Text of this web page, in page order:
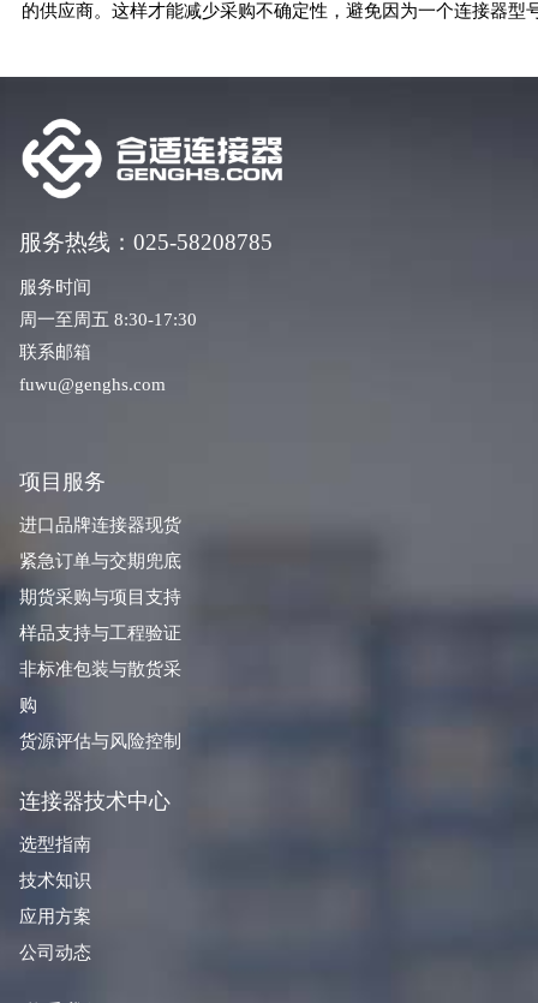
的供应商。这样才能减少采购不确定性，避免因为一个连接器型
服务热线：025-58208785
服务时间
周一至周五 8:30-17:30
联系邮箱
fuwu@genghs.com
项目服务
进口品牌连接器现货
紧急订单与交期兜底
期货采购与项目支持
样品支持与工程验证
非标准包装与散货采
购
货源评估与风险控制
连接器技术中心
选型指南
技术知识
应用方案
公司动态